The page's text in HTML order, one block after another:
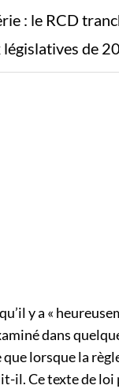
: le RCD
de
y a «
dans
que lorsque la
il. Ce texte de